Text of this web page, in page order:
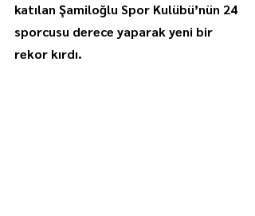
katılan Şamiloğlu Spor Kulübü’nün 24
sporcusu derece yaparak yeni bir
rekor kırdı.